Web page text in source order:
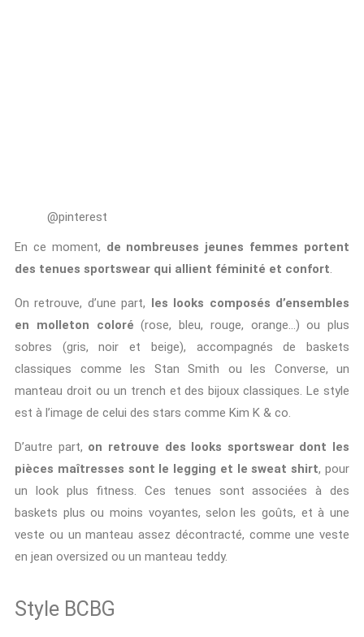
@pinterest
En ce moment, de nombreuses jeunes femmes portent
des tenues sportswear qui allient féminité et confort.
On retrouve, d’une part, les looks composés d’ensembles
en molleton coloré (rose, bleu, rouge, orange…) ou plus
sobres (gris, noir et beige), accompagnés de baskets
classiques comme les Stan Smith ou les Converse, un
manteau droit ou un trench et des bijoux classiques. Le style
est à l’image de celui des stars comme Kim K & co.
D’autre part, on retrouve des looks sportswear dont les
pièces maîtresses sont le legging et le sweat shirt, pour
un look plus fitness. Ces tenues sont associées à des
baskets plus ou moins voyantes, selon les goûts, et à une
veste ou un manteau assez décontracté, comme une veste
en jean oversized ou un manteau teddy.
Style BCBG